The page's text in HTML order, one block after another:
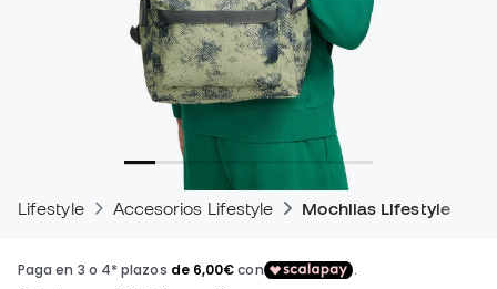
Lifestyle Accesorios Lifestyle Mochilas Lifestyle